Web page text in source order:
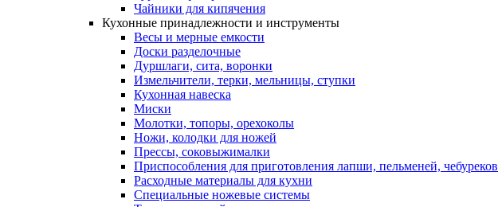
Чайники для кипячения
Кухонные принадлежности и инструменты
Весы и мерные емкости
Доски разделочные
Дуршлаги, сита, воронки
Измельчители, терки, мельницы, ступки
Кухонная навеска
Миски
Молотки, топоры, орехоколы
Ножи, колодки для ножей
Прессы, соковыжималки
Приспособления для приготовления лапши, пельменей, чебуреков
Расходные материалы для кухни
Специальные ножевые системы